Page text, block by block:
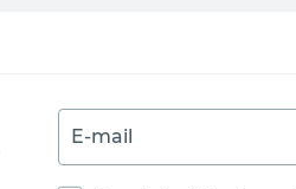
E-mail